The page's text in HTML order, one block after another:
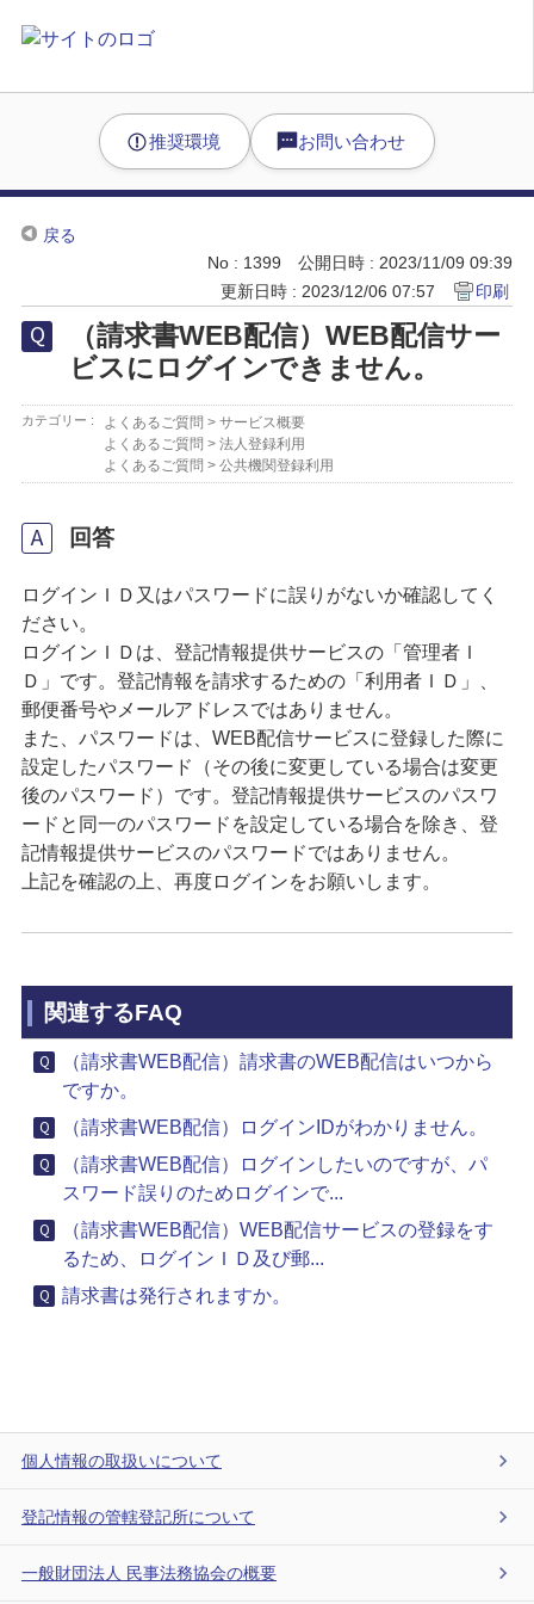
推奨環境 お問い合わせ
戻る
No : 1399
公開日時 : 2023/11/09 09:39
更新日時 : 2023/12/06 07:57
印刷
（請求書WEB配信）WEB配信サー
ビスにログインできません。
カテゴリー : よくあるご質問 > サービス概要
よくあるご質問 > 法人登録利用
よくあるご質問 > 公共機関登録利用
回答
ログインＩＤ又はパスワードに誤りがないか確認してく
ださい。
ログインＩＤは、登記情報提供サービスの「管理者Ｉ
Ｄ」です。登記情報を請求するための「利用者ＩＤ」、
郵便番号やメールアドレスではありません。
また、パスワードは、WEB配信サービスに登録した際に
設定したパスワード（その後に変更している場合は変更
後のパスワード）です。登記情報提供サービスのパスワ
ードと同一のパスワードを設定している場合を除き、登
記情報提供サービスのパスワードではありません。
上記を確認の上、再度ログインをお願いします。
関連するFAQ
（請求書WEB配信）請求書のWEB配信はいつから
ですか。
（請求書WEB配信）ログインIDがわかりません。
（請求書WEB配信）ログインしたいのですが、パ
スワード誤りのためログインで...
（請求書WEB配信）WEB配信サービスの登録をす
るため、ログインＩＤ及び郵...
請求書は発行されますか。
個人情報の取扱いについて
登記情報の管轄登記所について
一般財団法人 民事法務協会の概要